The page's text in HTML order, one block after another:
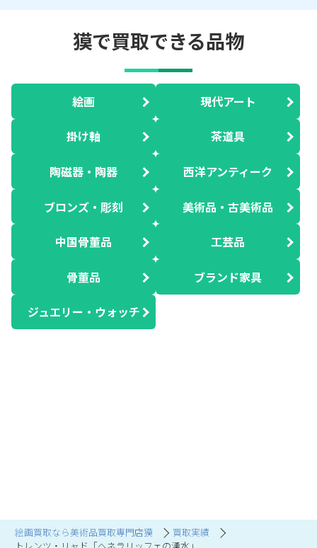
絵画買取なら美術品買取専門店獏
買取実績
獏で買取できる品物
絵画 現代アート
掛け軸 茶道具
陶磁器・陶器 西洋アンティーク
ブロンズ・彫刻 美術品・古美術品
中国骨董品 工芸品
骨董品 ブランド家具
ジュエリー・ウォッチ